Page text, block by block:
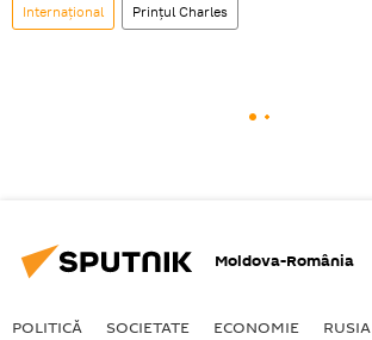
Internaţional Prințul Charles
Moldova-România
POLITICĂ SOCIETATE ECONOMIE RUSIA